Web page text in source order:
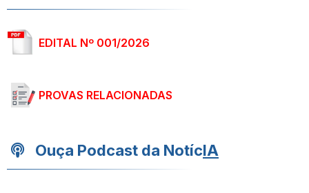
EDITAL Nº 001/2026
PROVAS RELACIONADAS
Ouça Podcast da NotícIA